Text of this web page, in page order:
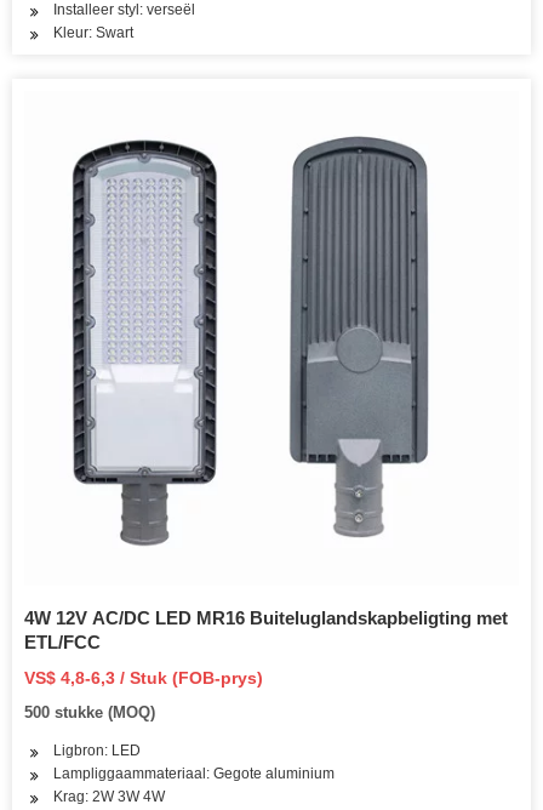
Installeer styl: verseël
Kleur: Swart
4W 12V AC/DC LED MR16 Buiteluglandskapbeligting met
ETL/FCC
VS$ 4,8-6,3 / Stuk (FOB-prys)
500 stukke (MOQ)
Ligbron: LED
Lampliggaammateriaal: Gegote aluminium
Krag: 2W 3W 4W